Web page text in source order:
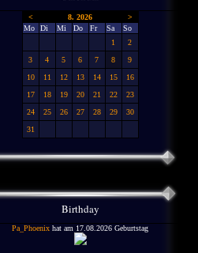
< 8. 2026
>
Mo
Di Mi Do Fr Sa
So
1
2
3
4 5 6 7 8
9
10
11 12 13 14 15
16
17
18 19 20 21 22
23
24
25 26 27 28 29
30
31
Birthday
Pa_Phoenix hat am 17.08.2026 Geburtstag